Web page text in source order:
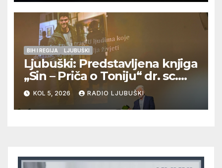
BIH I REGIJA LJUBUŠKI
Ljubuški: Predstavljena knjiga
„Sin – Priča o Toniju“ dr. sc.
Zdenka Hercega
KOL 5, 2026 RADIO LJUBUŠKI